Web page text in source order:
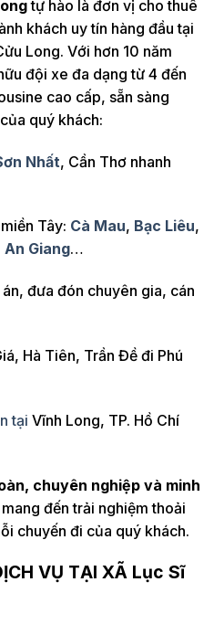
tự hào là đơn vị cho thuê
khách uy tín hàng đầu tại
Long. Với hơn 10 năm
đội xe đa dạng từ 4 đến
cao cấp, sẵn sàng
quý khách:
Nhất, Cần Thơ nhanh
Tây: Cà Mau, Bạc Liêu,
An Giang…
đưa đón chuyên gia, cán
Hà Tiên, Trần Đề đi Phú
tại Vĩnh Long, TP. Hồ Chí
chuyên nghiệp và minh
đến trải nghiệm thoải
chuyến đi của quý khách.
VỤ TẠI XÃ Lục Sĩ